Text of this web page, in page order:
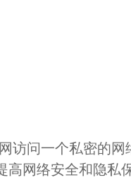
访问一个私密的网
网络安全和隐私保